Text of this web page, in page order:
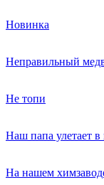
Новинка
Неправильный
Не топи
Наш папа улетает в
На нашем